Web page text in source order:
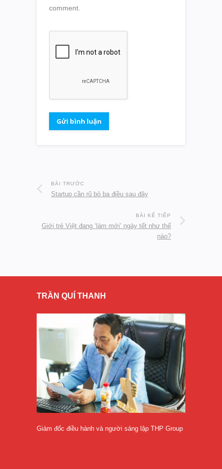
comment.
BÀI TRƯỚC
Startup cần rũ bỏ ba điều sau đây
BÀI KẾ TIẾP
Giới trẻ Việt đang ‘làm mới’ ngày tết như thế
nào?
TRẦN QUÍ THANH
Giám đốc điều hành và người sáng lập THP Group